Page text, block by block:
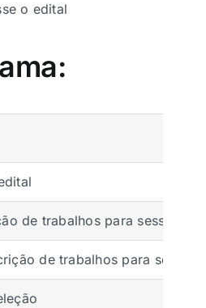
o edital
de trabalhos para sessões
de trabalhos para